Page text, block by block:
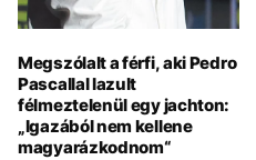
Megszólalt a férfi, aki Pedro
Pascallal lazult
félmeztelenül egy jachton:
„Igazából nem kellene
magyarázkodnom“